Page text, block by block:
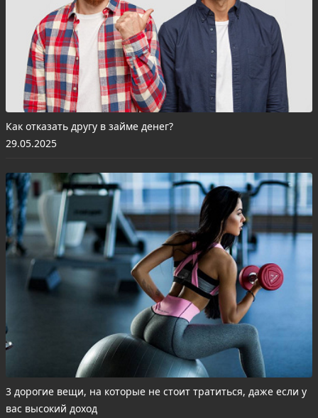
Как отказать другу в займе денег?
29.05.2025
3 дорогие вещи, на которые не стоит тратиться, даже если у
вас высокий доход